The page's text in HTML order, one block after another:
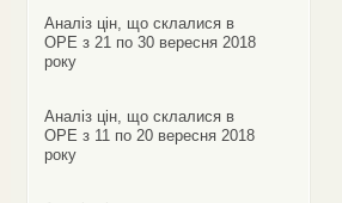
Аналіз цін, що склалися в
ОРЕ з 21 по 30 вересня 2018
року
Аналіз цін, що склалися в
ОРЕ з 11 по 20 вересня 2018
року